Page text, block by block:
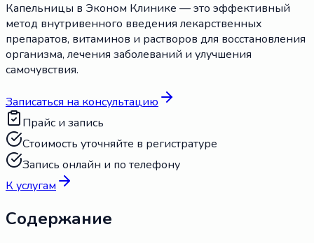
Капельницы в Эконом Клинике — это эффективный
метод внутривенного введения лекарственных
препаратов, витаминов и растворов для восстановления
организма, лечения заболеваний и улучшения
самочувствия.
Записаться на консультацию
Прайс и запись
Стоимость уточняйте в регистратуре
Запись онлайн и по телефону
К услугам
Содержание